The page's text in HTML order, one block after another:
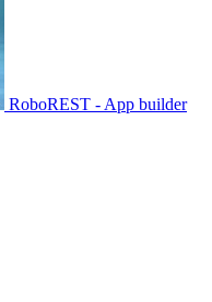
RoboREST - App builder